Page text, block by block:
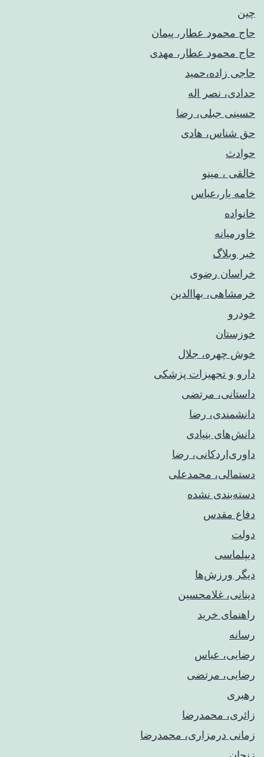
چین
حاج محمود عطار، پیمان
حاج محمود عطار، مهدی
حاجی زاده،حمید
حدادی، نصر اله
حسینی جبلی، رضا
حق شناس، هادی
حوادث
خالقی ، مینو
خامه یار،عباس
خانواده
خاورمیانه
خبر وبلاگ
خراسان رضوی
خرمشاهی، بهاالدین
خودرو
خوزستان
خوش چهره، جلال
دارو و تجهیزات پزشکی
داستانی، مرتضی
دانشمندی، رضا
دانش‌های بنیادی
داوری‌اردکانی، رضا
دستمالی، محمدعلی
دسته‌بندی نشده
دفاع مقدس
دولت
دیپلماسی
دیگر ورزش‌ها
دینانی، غلامحسین
راهنمای خريد
رسانه
رضایی، عباس
رضایی، مرتضی
رهبری
زائری، محمدرضا
زمانی درمزاری، محمدرضا